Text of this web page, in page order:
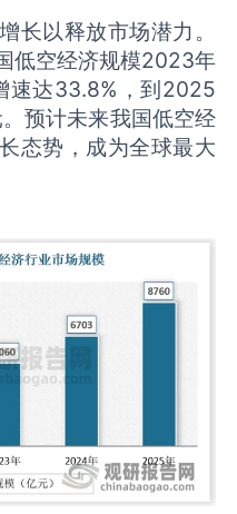
长以释放市场潜力。
低空经济规模2023年
速达33.8%，到2025
预计未来我国低空经
态势，成为全球最大